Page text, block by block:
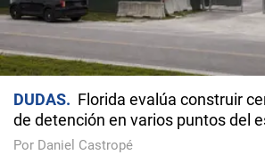
DUDAS
Florida evalúa construir
de detención en varios puntos del
Por Daniel Castropé